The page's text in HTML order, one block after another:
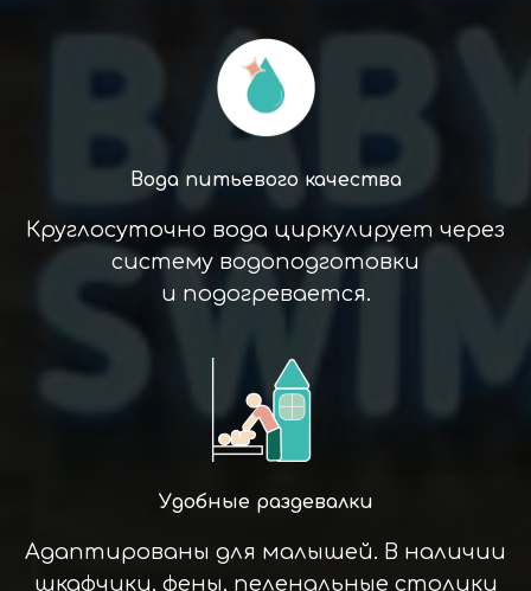
Вода питьевого качества
Круглосуточно вода циркулирует через
систему водоподготовки
и подогревается.
Удобные раздевалки
Адаптированы для малышей. В наличии
шкафчики, фены, пеленальные столики